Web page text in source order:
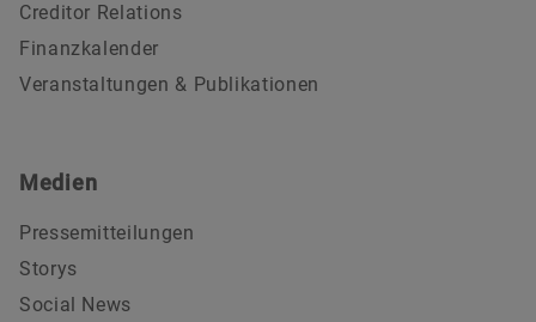
Creditor Relations
Finanzkalender
Veranstaltungen & Publikationen
Medien
Pressemitteilungen
Storys
Social News